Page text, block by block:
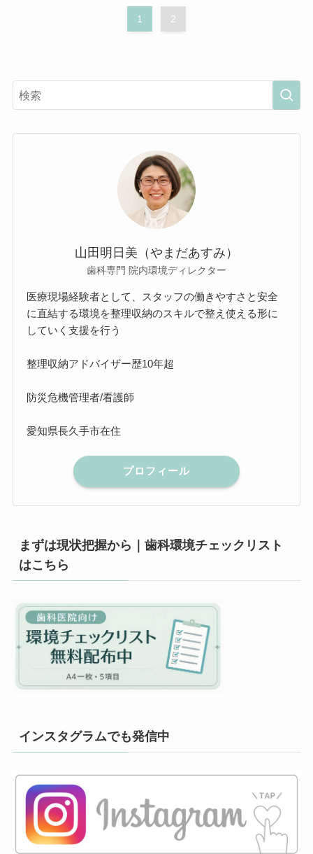
1 2
山田明日美（やまだあすみ）
歯科専門 院内環境ディレクター
医療現場経験者として、スタッフの働きやすさと安全
に直結する環境を整理収納のスキルで整え使える形に
していく支援を行う
整理収納アドバイザー歴10年超
防災危機管理者/看護師
愛知県長久手市在住
プロフィール
まずは現状把握から｜歯科環境チェックリスト
はこちら
インスタグラムでも発信中